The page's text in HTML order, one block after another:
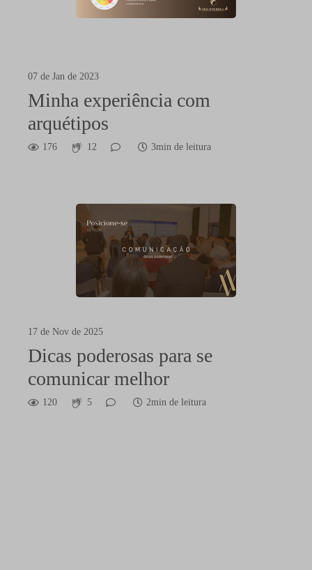
07 de Jan de 2023
Minha experiência com
arquétipos
176 12 3min de leitura
17 de Nov de 2025
Dicas poderosas para se
comunicar melhor
120 5 2min de leitura